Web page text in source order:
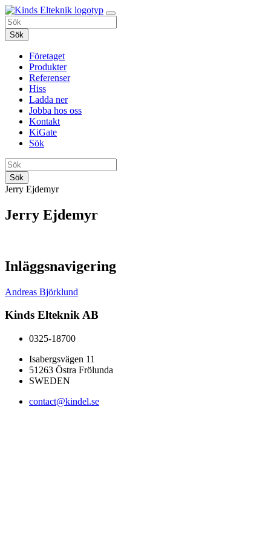
Sök
Företaget
Produkter
Referenser
Hiss
Ladda ner
Jobba hos oss
Kontakt
KiGate
Sök
Sök
Jerry Ejdemyr
Jerry Ejdemyr
Inläggsnavigering
Andreas Björklund
Kinds Elteknik AB
0325-18700
Isabergsvägen 11
51263 Östra Frölunda
SWEDEN
contact@kindel.se